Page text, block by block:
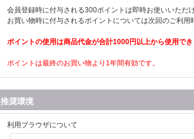
会員登録時に付与される300ポイントは即時お使いいただけ
お買い物時に付与されるポイントについては次回のご利用
ポイントの使用は商品代金が合計1000円以上から使用でき
ポイントは最終のお買い物より1年間有効です。
推奨環境
利用ブラウザについて